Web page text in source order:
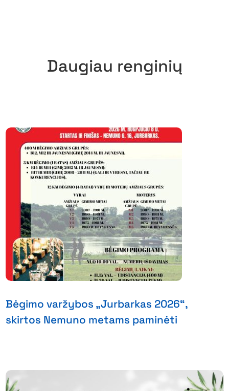
Daugiau renginių
Bėgimo varžybos „Jurbarkas 2026“,
skirtos Nemuno metams paminėti